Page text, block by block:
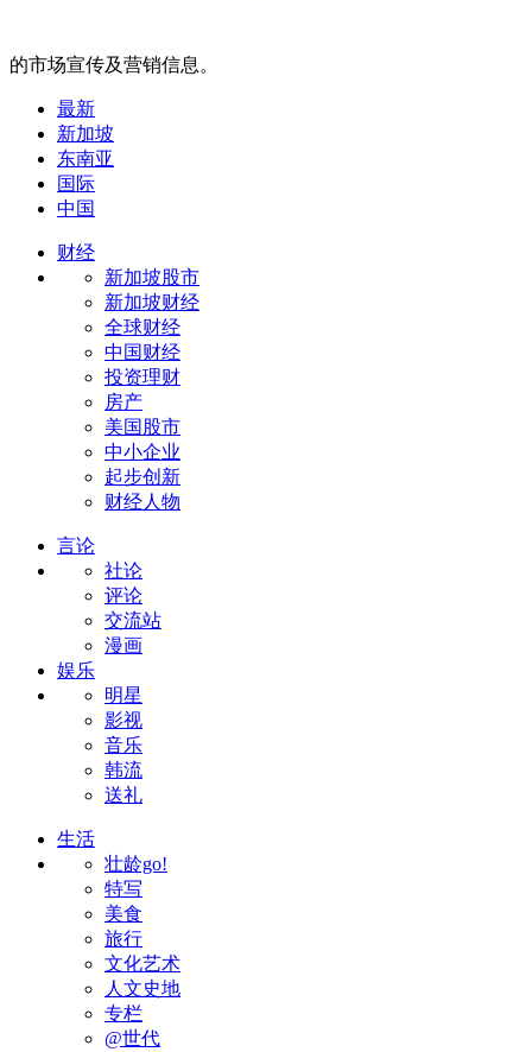
的市场宣传及营销信息。
最新
新加坡
东南亚
国际
中国
财经
新加坡股市
新加坡财经
全球财经
中国财经
投资理财
房产
美国股市
中小企业
起步创新
财经人物
言论
社论
评论
交流站
漫画
娱乐
明星
影视
音乐
韩流
送礼
生活
壮龄go!
特写
美食
旅行
文化艺术
人文史地
专栏
@世代